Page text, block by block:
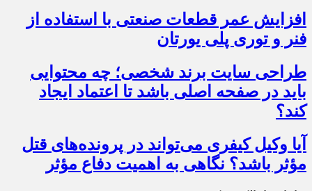
افزایش عمر قطعات صنعتی با استفاده از
فنر و توری پلی یورتان
طراحی سایت برند شخصی؛ چه محتوایی
باید در صفحه اصلی باشد تا اعتماد ایجاد
کند؟
آیا وکیل کیفری می‌تواند در پرونده‌های قتل
مؤثر باشد؟ نگاهی به اهمیت دفاع مؤثر